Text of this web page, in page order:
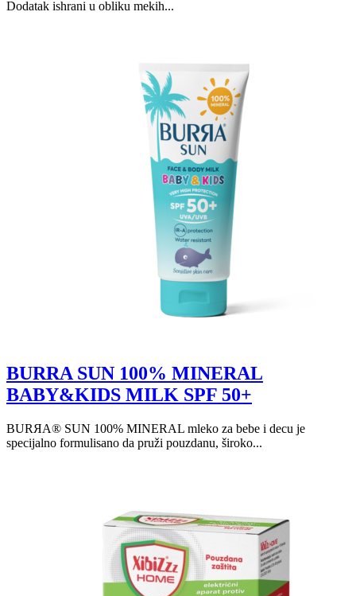
Dodatak ishrani u obliku mekih...
BURRA SUN 100% MINERAL
BABY&KIDS MILK SPF 50+
BURЯA® SUN 100% MINERAL mleko za bebe i decu je
specijalno formulisano da pruži pouzdanu, široko...